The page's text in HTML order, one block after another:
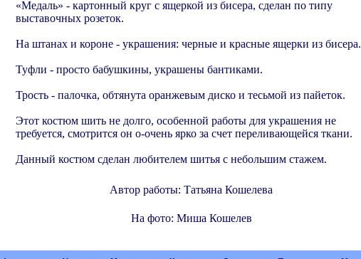
«Медаль» - картонный круг с ящеркой из бисера, сделан по типу
выставочных розеток.
На штанах и короне - украшения: черные и красные ящерки из бисера.
Туфли - просто бабушкины, украшены бантиками.
Трость - палочка, обтянута оранжевым диско и тесьмой из пайеток.
Этот костюм шить не долго, особенной работы для украшения не
требуется, смотрится он о-очень ярко за счет переливающейся ткани.
Данный костюм сделан любителем шитья с небольшим стажем.
Автор работы: Татьяна Кошелева
На фото: Миша Кошелев